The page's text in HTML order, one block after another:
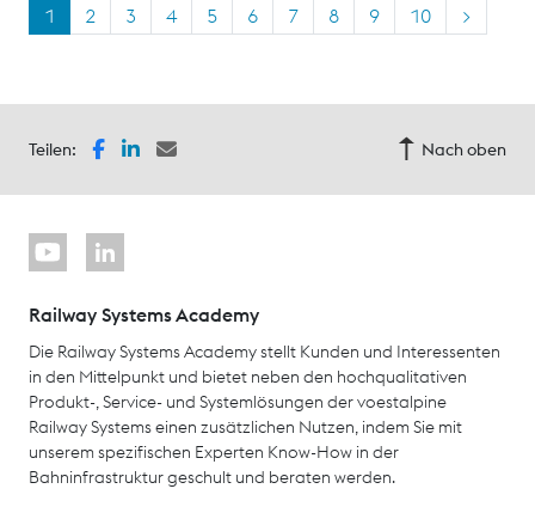
1 2 3 4 5 6 7 8 9 10 >
Teilen: Nach oben
Railway Systems Academy
Die Railway Systems Academy stellt Kunden und Interessenten
in den Mittelpunkt und bietet neben den hochqualitativen
Produkt-, Service- und Systemlösungen der voestalpine
Railway Systems einen zusätzlichen Nutzen, indem Sie mit
unserem spezifischen Experten Know-How in der
Bahninfrastruktur geschult und beraten werden.